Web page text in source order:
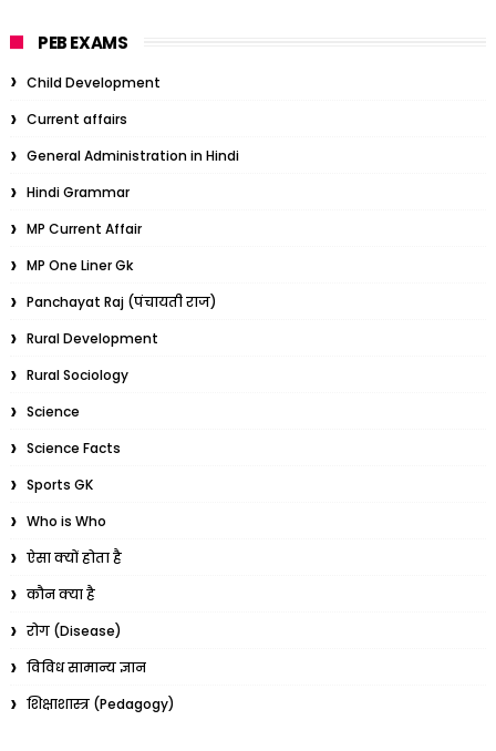
PEB EXAMS
Child Development
Current affairs
General Administration in Hindi
Hindi Grammar
MP Current Affair
MP One Liner Gk
Panchayat Raj (पंचायती राज)
Rural Development
Rural Sociology
Science
Science Facts
Sports GK
Who is Who
ऐसा क्यों होता है
कौन क्या है
रोग (Disease)
विविध सामान्य ज्ञान
शिक्षाशास्त्र (Pedagogy)